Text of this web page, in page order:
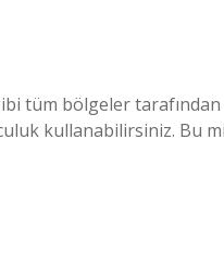
tüm bölgeler tarafından
kullanabilirsiniz. Bu